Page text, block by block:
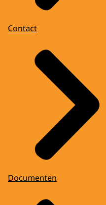
Contact
Documenten